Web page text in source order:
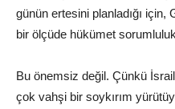
günün ertesini planladığı için,
bir ölçüde hükümet
Bu önemsiz değil. Çünkü
çok vahşi bir soykırım